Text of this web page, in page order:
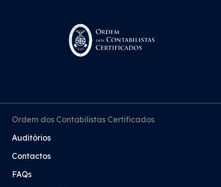
Ordem dos Contabilistas Certificados
Auditórios
Contactos
FAQs